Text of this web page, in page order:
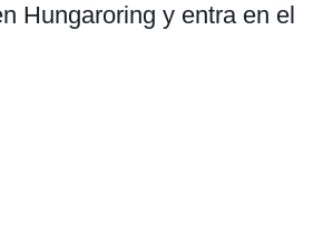
Hungaroring y entra en el